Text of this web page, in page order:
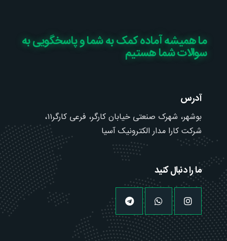
ما همیشه آماده کمک به شما و پاسخگویی به
سوالات شما هستیم
آدرس
بوشهر، شهرک صنعتی خیابان کارگر، فرعی کارگر۱۱،
شرکت کارا مدار الکترونیک آسیا
ما را دنبال کنید